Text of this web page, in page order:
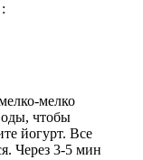
:
мелко
чтобы
йогурт. Все
Через 3-5 мин